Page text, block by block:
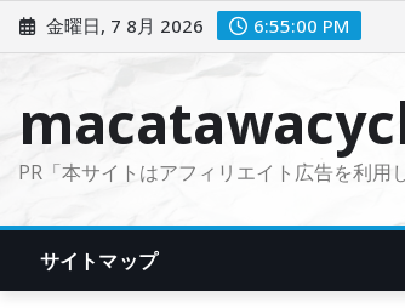
ン
金曜日, 7 8月 2026 6:55:01 PM
PR「本サイトはアフィリエイト広告を利用
サイトマップ